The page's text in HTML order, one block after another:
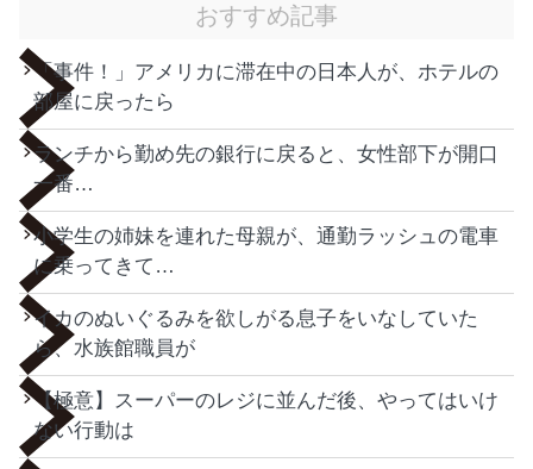
おすすめ記事
「事件！」アメリカに滞在中の日本人が、ホテルの
部屋に戻ったら
ランチから勤め先の銀行に戻ると、女性部下が開口
一番…
小学生の姉妹を連れた母親が、通勤ラッシュの電車
に乗ってきて…
イカのぬいぐるみを欲しがる息子をいなしていた
ら、水族館職員が
【極意】スーパーのレジに並んだ後、やってはいけ
ない行動は